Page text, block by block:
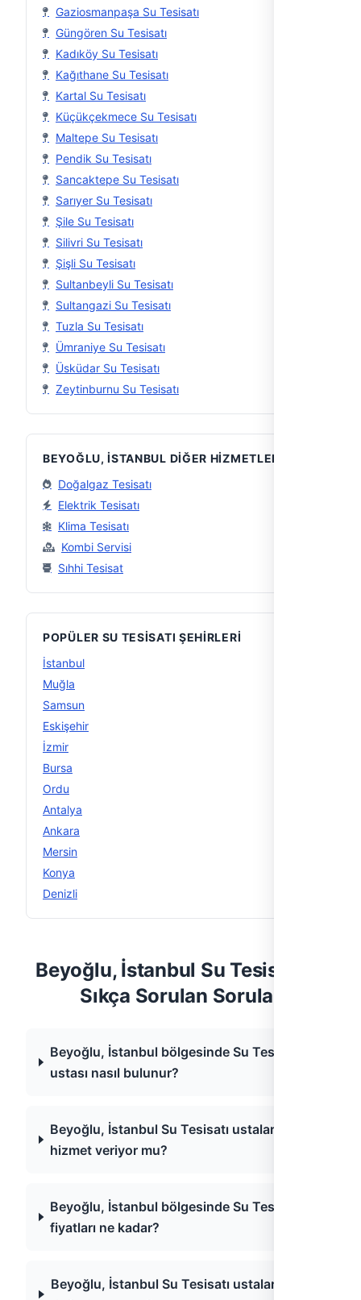
Gaziosmanpaşa Su Tesisatı
Güngören Su Tesisatı
Kadıköy Su Tesisatı
Kağıthane Su Tesisatı
Kartal Su Tesisatı
Küçükçekmece Su Tesisatı
Maltepe Su Tesisatı
Pendik Su Tesisatı
Sancaktepe Su Tesisatı
Sarıyer Su Tesisatı
Şile Su Tesisatı
Silivri Su Tesisatı
Şişli Su Tesisatı
Sultanbeyli Su Tesisatı
Sultangazi Su Tesisatı
Tuzla Su Tesisatı
Ümraniye Su Tesisatı
Üsküdar Su Tesisatı
Zeytinburnu Su Tesisatı
BEYOĞLU, İSTANBUL DIĞER HIZMETLER
Doğalgaz Tesisatı
Elektrik Tesisatı
Klima Tesisatı
Kombi Servisi
Sıhhi Tesisat
POPÜLER SU TESISATI ŞEHIRLERI
İstanbul
Muğla
Samsun
Eskişehir
İzmir
Bursa
Ordu
Antalya
Ankara
Mersin
Konya
Denizli
Beyoğlu, İstanbul Su Tesisatı —
Sıkça Sorulan Sorular
Beyoğlu, İstanbul bölgesinde Su Tesisatı
ustası nasıl bulunur?
Beyoğlu, İstanbul Su Tesisatı ustaları acil
hizmet veriyor mu?
Beyoğlu, İstanbul bölgesinde Su Tesisatı
fiyatları ne kadar?
Beyoğlu, İstanbul Su Tesisatı ustaları